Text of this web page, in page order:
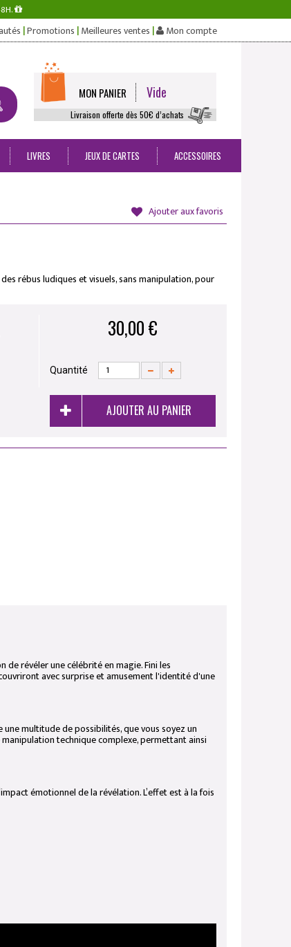
|Promotions |Meilleures ventes | Mon compte
MON PANIER Vide
Livraison offerte dès 50€ d’achats
LIVRES JEUX DE CARTES ACCESSOIRES
Ajouter aux favoris
rébus ludiques et visuels, sans manipulation, pour
30,00 €
Quantité
AJOUTER AU PANIER
de révéler une célébrité en magie. Fini les
avec surprise et amusement l'identité d'une
multitude de possibilités, que vous soyez un
technique complexe, permettant ainsi
émotionnel de la révélation. L’effet est à la fois